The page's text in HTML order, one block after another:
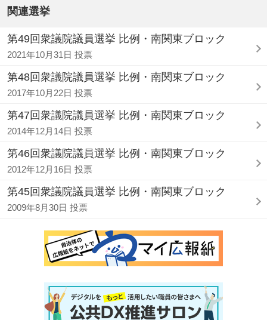
関連選挙
第49回衆議院議員選挙 比例・南関東ブロック
2021年10月31日 投票
第48回衆議院議員選挙 比例・南関東ブロック
2017年10月22日 投票
第47回衆議院議員選挙 比例・南関東ブロック
2014年12月14日 投票
第46回衆議院議員選挙 比例・南関東ブロック
2012年12月16日 投票
第45回衆議院議員選挙 比例・南関東ブロック
2009年8月30日 投票